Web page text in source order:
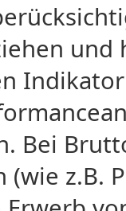
Bei
(wie z.B.